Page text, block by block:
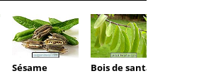
Sésame Bois de santal